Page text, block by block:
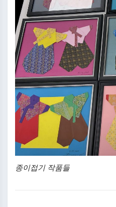
종이접기 작품들